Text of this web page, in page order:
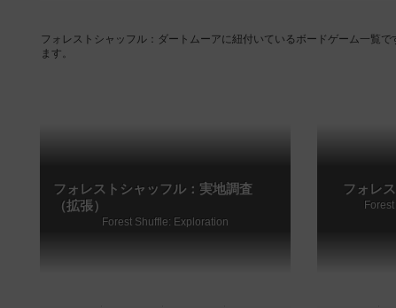
フォレストシャッフル：ダートムーアに紐付いているボードゲーム一覧
ます。
フォレストシャッフル：実地調査
（拡張）
Forest Shuffle: Exploration
フォレ